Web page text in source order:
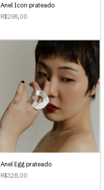
Anel Icon prateado
R$298,00
Anel Egg prateado
R$328,00